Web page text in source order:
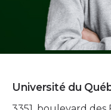
Université du